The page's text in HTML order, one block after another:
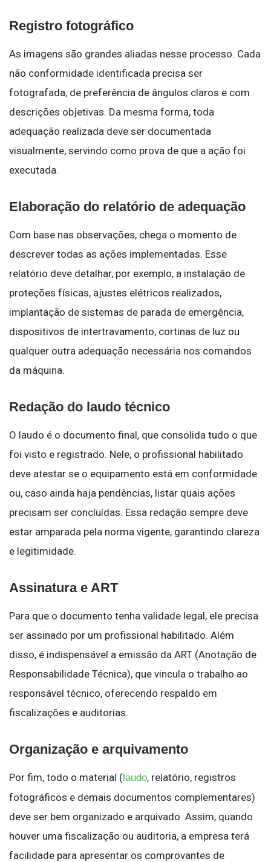
Registro fotográfico
As imagens são grandes aliadas nesse processo. Cada
não conformidade identificada precisa ser
fotografada, de preferência de ângulos claros e com
descrições objetivas. Da mesma forma, toda
adequação realizada deve ser documentada
visualmente, servindo como prova de que a ação foi
executada.
Elaboração do relatório de adequação
Com base nas observações, chega o momento de
descrever todas as ações implementadas. Esse
relatório deve detalhar, por exemplo, a instalação de
proteções físicas, ajustes elétricos realizados,
implantação de sistemas de parada de emergência,
dispositivos de intertravamento, cortinas de luz ou
qualquer outra adequação necessária nos comandos
da máquina.
Redação do laudo técnico
O laudo é o documento final, que consolida tudo o que
foi visto e registrado. Nele, o profissional habilitado
deve atestar se o equipamento está em conformidade
ou, caso ainda haja pendências, listar quais ações
precisam ser concluídas. Essa redação sempre deve
estar amparada pela norma vigente, garantindo clareza
e legitimidade.
Assinatura e ART
Para que o documento tenha validade legal, ele precisa
ser assinado por um profissional habilitado. Além
disso, é indispensável a emissão da ART (Anotação de
Responsabilidade Técnica), que vincula o trabalho ao
responsável técnico, oferecendo respaldo em
fiscalizações e auditorias.
Organização e arquivamento
Por fim, todo o material (laudo, relatório, registros
fotográficos e demais documentos complementares)
deve ser bem organizado e arquivado. Assim, quando
houver uma fiscalização ou auditoria, a empresa terá
facilidade para apresentar os comprovantes de